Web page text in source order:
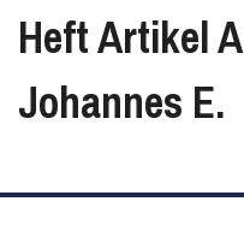
Heft Artikel
Johannes E.